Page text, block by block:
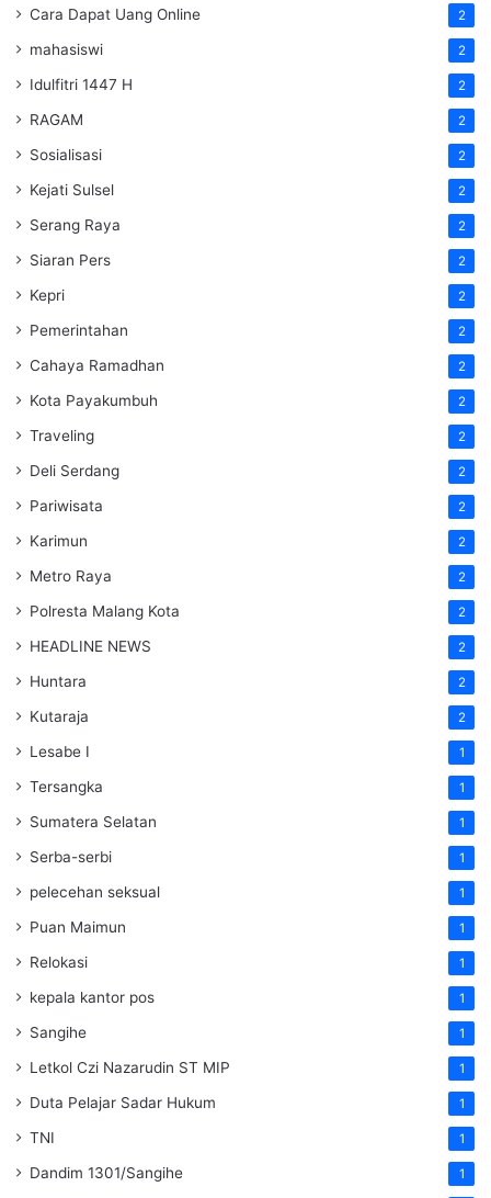
Cara Dapat Uang Online 2
mahasiswi 2
Idulfitri 1447 H 2
RAGAM 2
Sosialisasi 2
Kejati Sulsel 2
Serang Raya 2
Siaran Pers 2
Kepri 2
Pemerintahan 2
Cahaya Ramadhan 2
Kota Payakumbuh 2
Traveling 2
Deli Serdang 2
Pariwisata 2
Karimun 2
Metro Raya 2
Polresta Malang Kota 2
HEADLINE NEWS 2
Huntara 2
Kutaraja 2
Lesabe I 1
Tersangka 1
Sumatera Selatan 1
Serba-serbi 1
pelecehan seksual 1
Puan Maimun 1
Relokasi 1
kepala kantor pos 1
Sangihe 1
Letkol Czi Nazarudin ST MIP 1
Duta Pelajar Sadar Hukum 1
TNI 1
Dandim 1301/Sangihe 1